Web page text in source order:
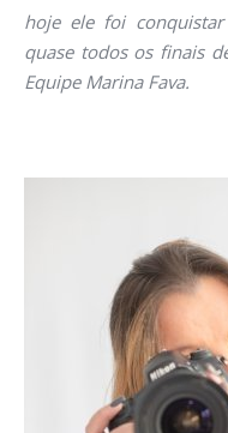
hoje ele foi
quase todos os finais
Equipe Marina Fava.